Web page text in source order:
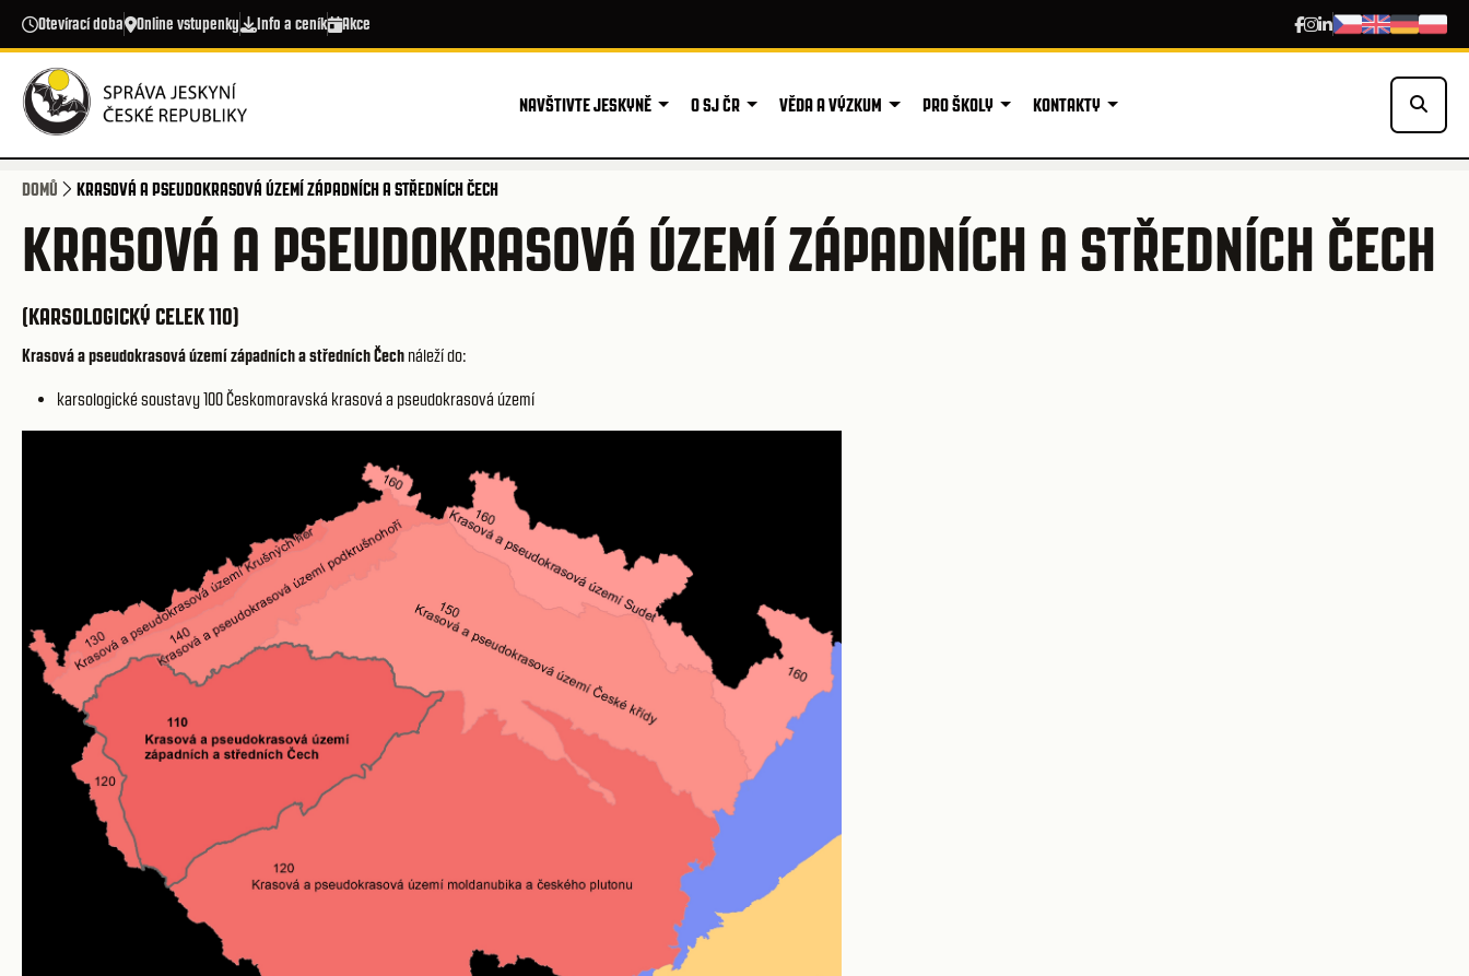
Přejít k hlavnímu obsahu
Otevírací doba Online vstupenky Info a ceník Akce
NAVŠTIVTE JESKYNĚ O SJ ČR VĚDA A VÝZKUM PRO ŠKOLY KONTAKTY
DOMŮ KRASOVÁ A PSEUDOKRASOVÁ ÚZEMÍ ZÁPADNÍCH A STŘEDNÍCH ČECH
KRASOVÁ A PSEUDOKRASOVÁ ÚZEMÍ ZÁPADNÍCH A STŘEDNÍCH ČECH
(KARSOLOGICKÝ CELEK 110)
Krasová a pseudokrasová území západních a středních Čech náleží do:
karsologické soustavy 100Českomoravská krasová a pseudokrasová území